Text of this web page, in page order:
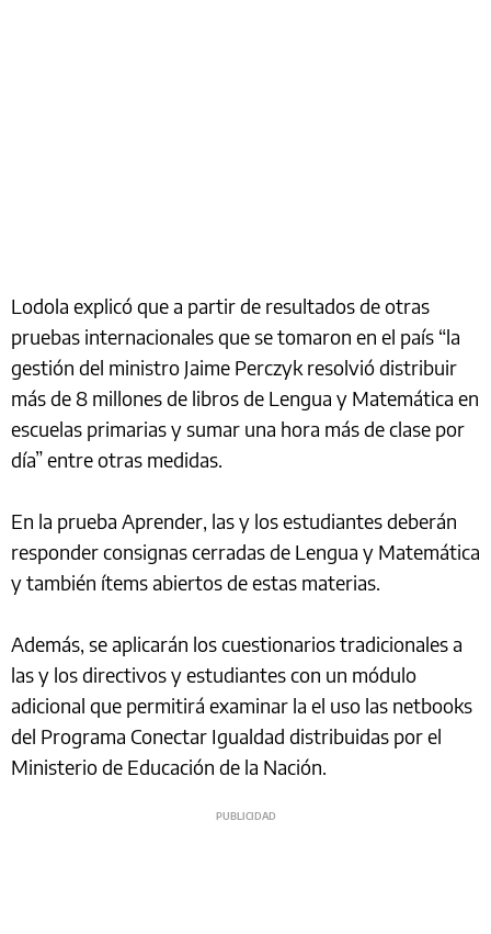
Lodola explicó que a partir de resultados de otras
pruebas internacionales que se tomaron en el país “la
gestión del ministro Jaime Perczyk resolvió distribuir
más de 8 millones de libros de Lengua y Matemática en
escuelas primarias y sumar una hora más de clase por
día” entre otras medidas.
En la prueba Aprender, las y los estudiantes deberán
responder consignas cerradas de Lengua y Matemática
y también ítems abiertos de estas materias.
Además, se aplicarán los cuestionarios tradicionales a
las y los directivos y estudiantes con un módulo
adicional que permitirá examinar la el uso las netbooks
del Programa Conectar Igualdad distribuidas por el
Ministerio de Educación de la Nación.